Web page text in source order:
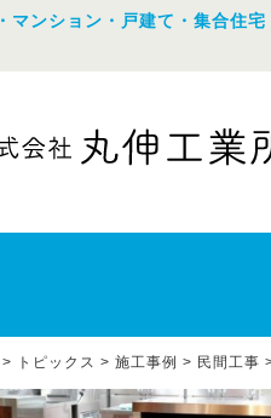
マンション・戸建て・集合住
> トピックス > 施工事例 > 民間工事